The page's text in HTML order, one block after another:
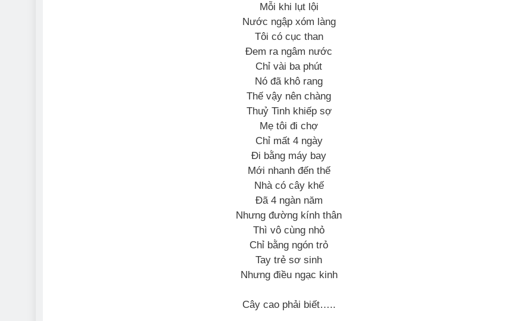
Mỗi khi lụt lội
Nước ngập xóm làng
Tôi có cục than
Đem ra ngâm nước
Chỉ vài ba phút
Nó đã khô rang
Thế vậy nên chàng
Thuỷ Tinh khiếp sợ
Mẹ tôi đi chợ
Chỉ mất 4 ngày
Đi bằng máy bay
Mới nhanh đến thế
Nhà có cây khế
Đã 4 ngàn năm
Nhưng đường kính thân
Thì vô cùng nhỏ
Chỉ bằng ngón trỏ
Tay trẻ sơ sinh
Nhưng điều ngạc kinh
Cây cao phải biết…..